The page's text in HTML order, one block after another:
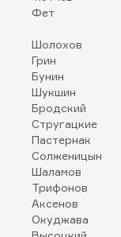
Фет
Шолохов
Грин
Бунин
Шукшин
Бродский
Стругацкие
Пастернак
Солженицын
Шаламов
Трифонов
Аксенов
Окуджава